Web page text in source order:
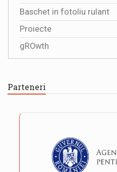
Baschet in fotoliu rulant
Proiecte
gROwth
Parteneri